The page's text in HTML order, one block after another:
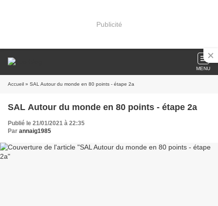
Publicité
MENU
Accueil » SAL Autour du monde en 80 points - étape 2a
SAL Autour du monde en 80 points - étape 2a
Publié le 21/01/2021 à 22:35
Par annaig1985